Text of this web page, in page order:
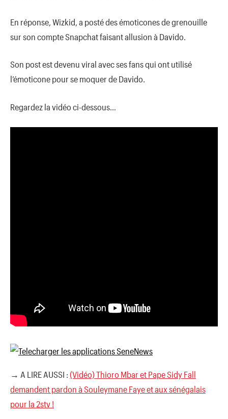
En réponse, Wizkid, a posté des émoticones de grenouille
sur son compte Snapchat faisant allusion à Davido.
Son post est devenu viral avec ses fans qui ont utilisé
l’émoticone pour se moquer de Davido.
Regardez la vidéo ci-dessous…
→ A LIRE AUSSI : (Vidéo) Thioro Mbar et Pape Sidy Fall
demandent pardon à Souleymane Faye et aux sénégalais
pour la 2stv !